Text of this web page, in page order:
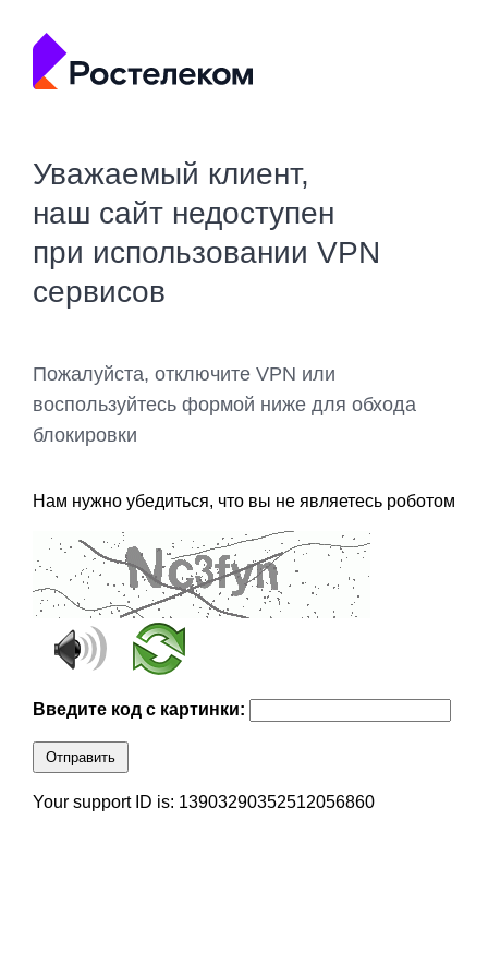
Уважаемый клиент,
наш сайт недоступен
при использовании VPN
сервисов
Пожалуйста, отключите VPN или
воспользуйтесь формой ниже для обхода
блокировки
Нам нужно убедиться, что вы не являетесь роботом
Введите код с картинки:
Отправить
Your support ID is: 13903290352512056860